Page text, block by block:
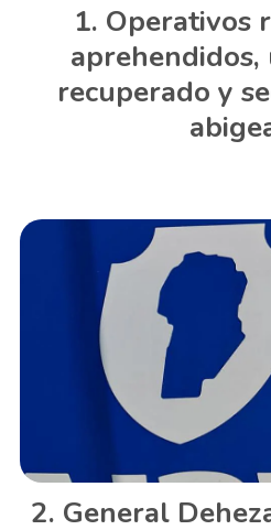
Operativos
recuperado y
General